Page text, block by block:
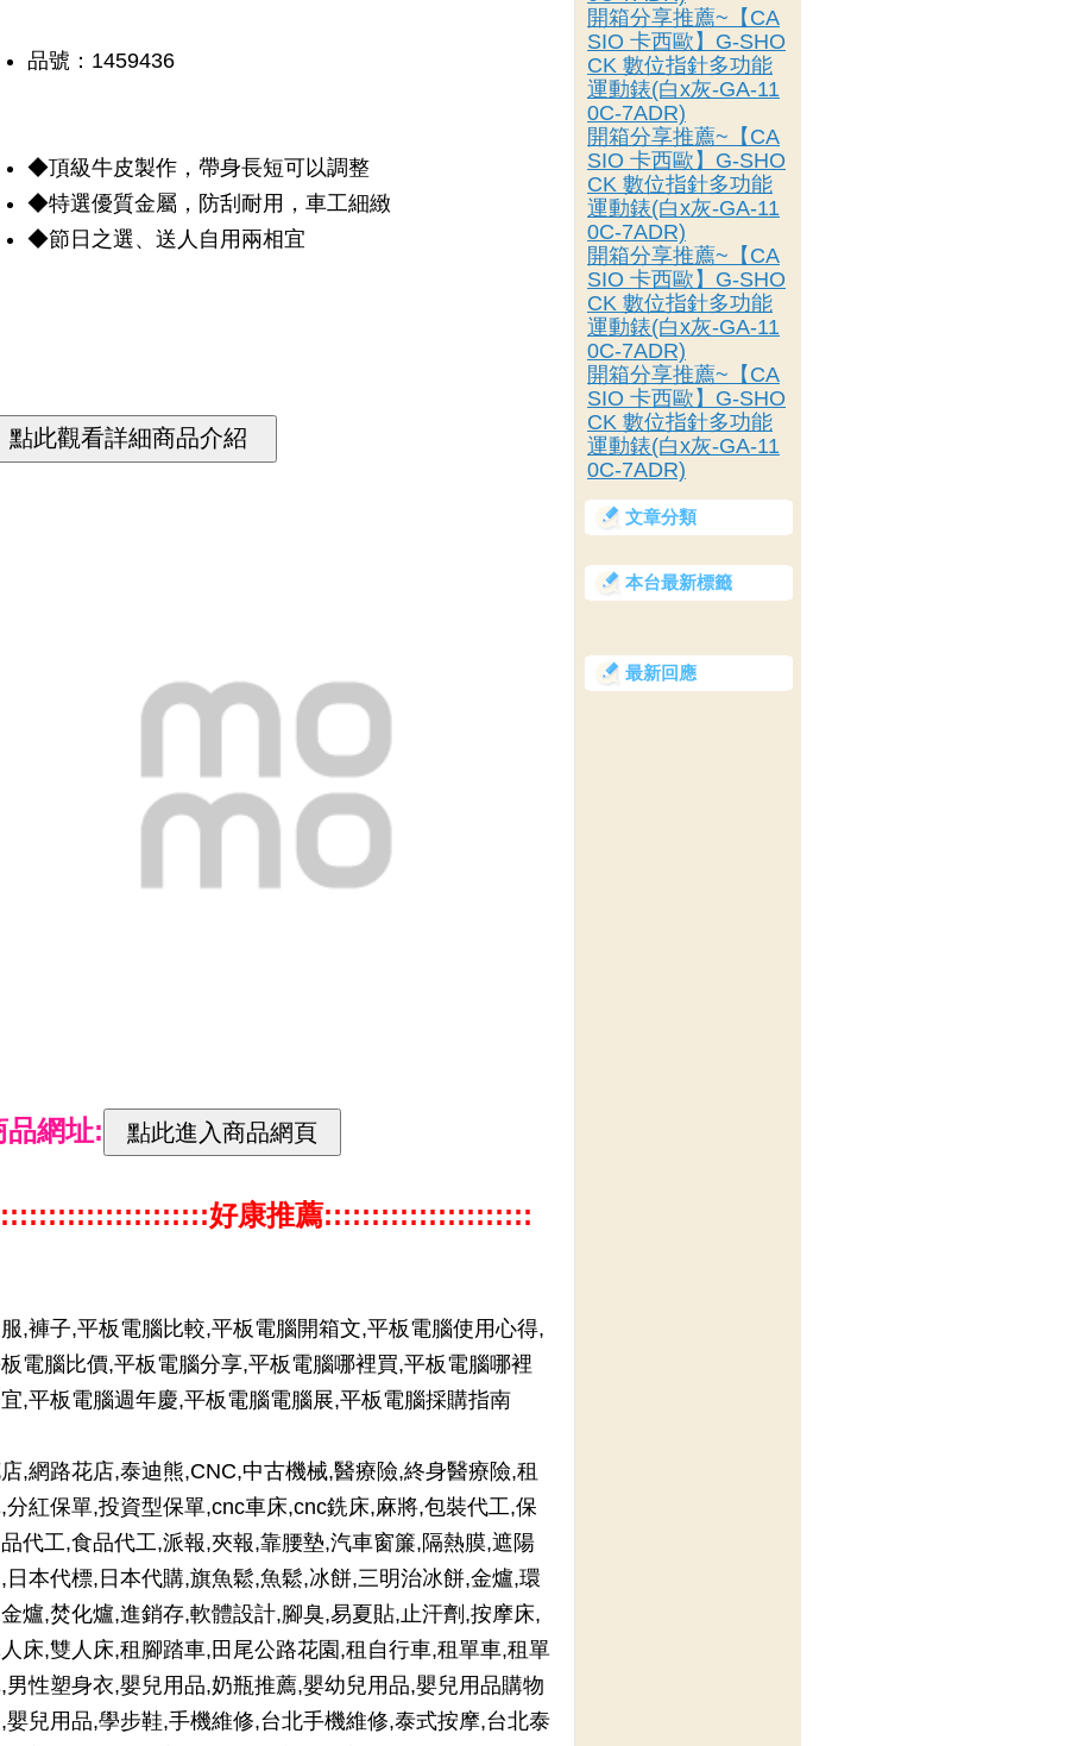
品號：1459436
◆頂級牛皮製作，帶身長短可以調整
◆特選優質金屬，防刮耐用，車工細緻
◆節日之選、送人自用兩相宜
品網址:
::::::::::::::::::::::好康推薦::::::::::::::::::::::
,褲子,平板電腦比較,平板電腦開箱文,平板電腦使用心得,
電腦比價,平板電腦分享,平板電腦哪裡買,平板電腦哪裡
,平板電腦週年慶,平板電腦電腦展,平板電腦採購指南
,網路花店,泰迪熊,CNC,中古機械,醫療險,終身醫療險,租
分紅保單,投資型保單,cnc車床,cnc銑床,麻將,包裝代工,保
代工,食品代工,派報,夾報,靠腰墊,汽車窗簾,隔熱膜,遮陽
日本代標,日本代購,旗魚鬆,魚鬆,冰餅,三明治冰餅,金爐,環
爐,焚化爐,進銷存,軟體設計,腳臭,易夏貼,止汗劑,按摩床,
床,雙人床,租腳踏車,田尾公路花園,租自行車,租單車,租單
男性塑身衣,嬰兒用品,奶瓶推薦,嬰幼兒用品,嬰兒用品購物
嬰兒用品,學步鞋,手機維修,台北手機維修,泰式按摩,台北泰
開箱分享推薦~【CA
SIO 卡西歐】G-SHO
CK 數位指針多功能
運動錶(白x灰-GA-11
0C-7ADR)
開箱分享推薦~【CA
SIO 卡西歐】G-SHO
CK 數位指針多功能
運動錶(白x灰-GA-11
0C-7ADR)
開箱分享推薦~【CA
SIO 卡西歐】G-SHO
CK 數位指針多功能
運動錶(白x灰-GA-11
0C-7ADR)
開箱分享推薦~【CA
SIO 卡西歐】G-SHO
CK 數位指針多功能
運動錶(白x灰-GA-11
0C-7ADR)
文章分類
本台最新標籤
最新回應